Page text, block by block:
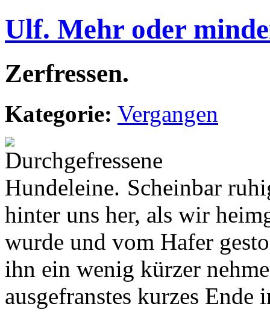
Ulf. Mehr oder
Zerfressen.
Kategorie: Vergangen
Scheinbar
hinter uns her, als wir
wurde und vom Hafer
ihn ein wenig kürzer
ausgefranstes kurzes Ende